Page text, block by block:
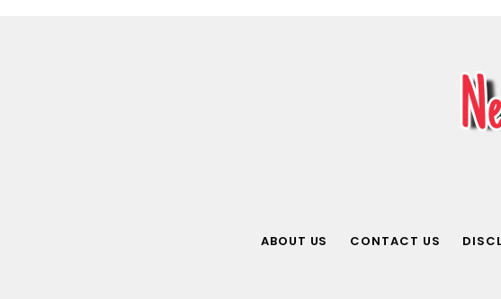
ABOUT US CONTACT US